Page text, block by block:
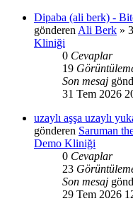
Dipaba (ali berk) -
gönderen Ali Berk »
Kliniği
0 Cevaplar
19
Son mesaj
31 Tem 2026
uzaylı aşşa uzaylı
gönderen Saruman
Demo Kliniği
0 Cevaplar
23
Son mesaj
29 Tem 2026